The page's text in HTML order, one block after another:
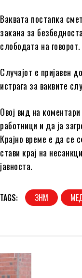
Ваквата постапка
закана за
слободата на говорот.
Случајот е пријавен
истрага за ваквите
Овој вид на
работници и да ја
Крајно време е да се
стави крај на
јавноста.
TAGS: ЗНМ